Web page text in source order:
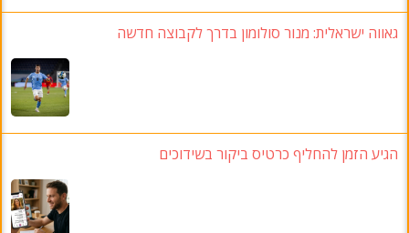
גאווה ישראלית: מנור סולומון בדרך לקבוצה חדשה
הגיע הזמן להחליף כרטיס ביקור בשידוכים